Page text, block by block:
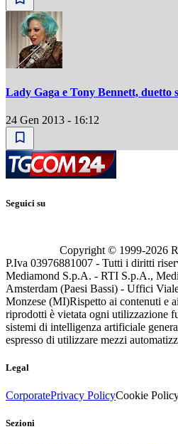
Lady Gaga e Tony Bennett, duetto
24 Gen 2013 - 16:12
Seguici su
Copyright © 1999-2026
P.Iva 03976881007 - Tutti i diritti
Mediamond S.p.A. - RTI S.p.A.,
Amsterdam (Paesi Bassi) - Uffici
Monzese (MI)Rispetto ai contenuti e
riprodotti è vietata ogni utilizzazione
sistemi di intelligenza artificiale
espresso di utilizzare mezzi
Legal
CorporatePrivacy PolicyCookie
Sezioni